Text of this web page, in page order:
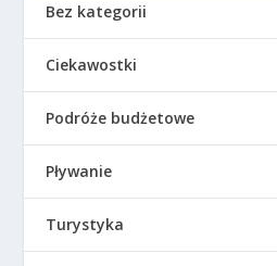
Bez kategorii
Ciekawostki
Podróże budżetowe
Pływanie
Turystyka